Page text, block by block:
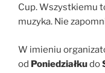
Cup. Wszystkiemu
muzyka. Nie
W imieniu
od Poniedziałkudo